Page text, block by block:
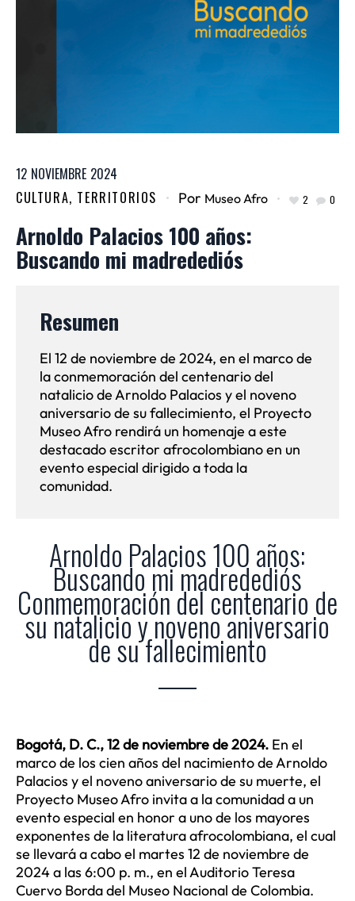
12 NOVIEMBRE 2024
CULTURA, TERRITORIOS Por Museo Afro 2 0
Arnoldo Palacios 100 años:
Buscando mi madredediós
Resumen
El 12 de noviembre de 2024, en el marco de
la conmemoración del centenario del
natalicio de Arnoldo Palacios y el noveno
aniversario de su fallecimiento, el Proyecto
Museo Afro rendirá un homenaje a este
destacado escritor afrocolombiano en un
evento especial dirigido a toda la
comunidad.
Arnoldo Palacios 100 años:
Buscando mi madredediós
Conmemoración del centenario de
su natalicio y noveno aniversario
de su fallecimiento
____
Bogotá, D. C., 12 de noviembre de 2024.En el
marco de los cien años del nacimiento de Arnoldo
Palacios y el noveno aniversario de su muerte, el
Proyecto Museo Afro invita a la comunidad a un
evento especial en honor a uno de los mayores
exponentes de la literatura afrocolombiana, el cual
se llevará a cabo el martes 12 de noviembre de
2024 a las 6:00 p. m., en el Auditorio Teresa
Cuervo Borda del Museo Nacional de Colombia.